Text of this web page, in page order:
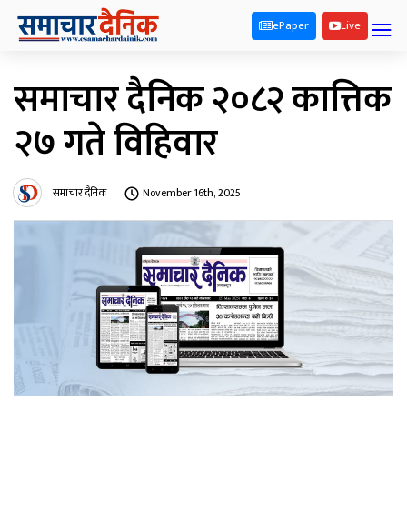
ePaper Live
समाचार दैनिक २०८२ कात्तिक
२७ गते विहिवार
समाचार दैनिक November 16th, 2025